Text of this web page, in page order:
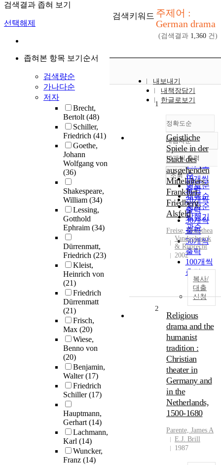
검색결과 좁혀 보기
선택해제
좁혀본 항목 보기순서
검색량순
가나다순
저자
Brecht,
Bertolt(48)
Schiller,
Friedrich (41)
Goethe,
Johann
Wolfgang von
(36)
Shakespeare,
William (34)
Lessing,
Gotthold
Ephraim (34)
Dürrenmatt,
Friedrich (23)
Kleist,
Heinrich von
(21)
Friedrich
Dürrenmatt
(21)
Frisch,
Max (20)
Wiese,
Benno von
(20)
Benjamin,
Walter(17)
Friedrich
Schiller(17)
Hauptmann,
Gerhart(14)
Lachmann,
Karl (14)
Wuncker,
Franz (14)
검색키워드 주제어 :
German drama
(검색결과 1,360 건)
내보내기
내책장담기
한글로보기
정확도순
정확도
순
인기도
순
연도순
제목순
저자순
발행기
관순
내림차순
내림차순
10개씩 출력
10개씩
출력
20개씩
출력
30개씩
출력
50개씩
출력
100개씩
출력
조회
1
Geistliche
Spiele in der
Stadt des
ausgehenden
Mittelalters :
Frankfurt,
Friedberg,
Alsfeld
Freise, Dorothea
Vandenhoeck
& Ruprecht
2002
복사/
대출
신청
2
Religious
drama and the
humanist
tradition :
Christian
theater in
Germany and
in the
Netherlands,
1500-1680
Parente, James A
E.J. Brill
1987